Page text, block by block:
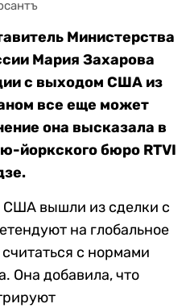
Министерства
Мария Захарова
с выходом США из
все еще может
она высказала в
йоркского бюро RTVI
вышли из сделки с
на глобальное
с нормами
Она добавила, что